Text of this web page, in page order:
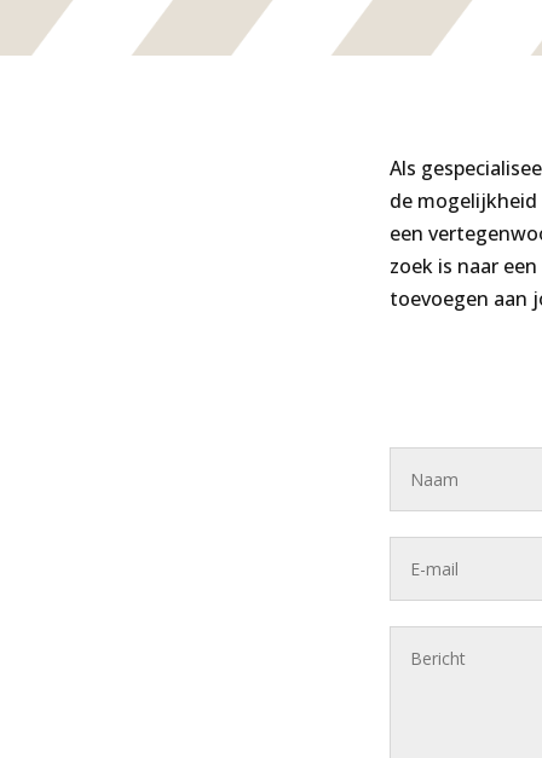
Als
de
een
zoek is naar
toevoegen aan